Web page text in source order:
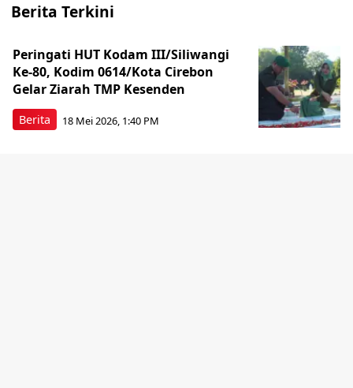
Berita Terkini
Berita
Peringati HUT Kodam III/Siliwangi
Ke-80, Kodim 0614/Kota Cirebon
Gelar Ziarah TMP Kesenden
18 Mei 2026, 1:40 PM